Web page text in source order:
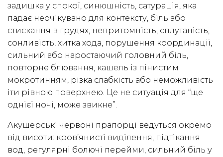
задишка у спокої, синюшність, сатурація, яка
падає неочікувано для контексту, біль або
стискання в грудях, непритомність, сплутаність,
сонливість, хитка хода, порушення координації,
сильний або наростаючий головний біль,
повторне блювання, кашель із пінистим
мокротинням, різка слабкість або неможливість
іти рівною поверхнею. Це не ситуація для “ще
однієї ночі, може звикне”.
Акушерські червоні прапорці ведуться окремо
від висоти: кров’янисті виділення, підтікання
вод, регулярні болючі перейми, сильний біль у